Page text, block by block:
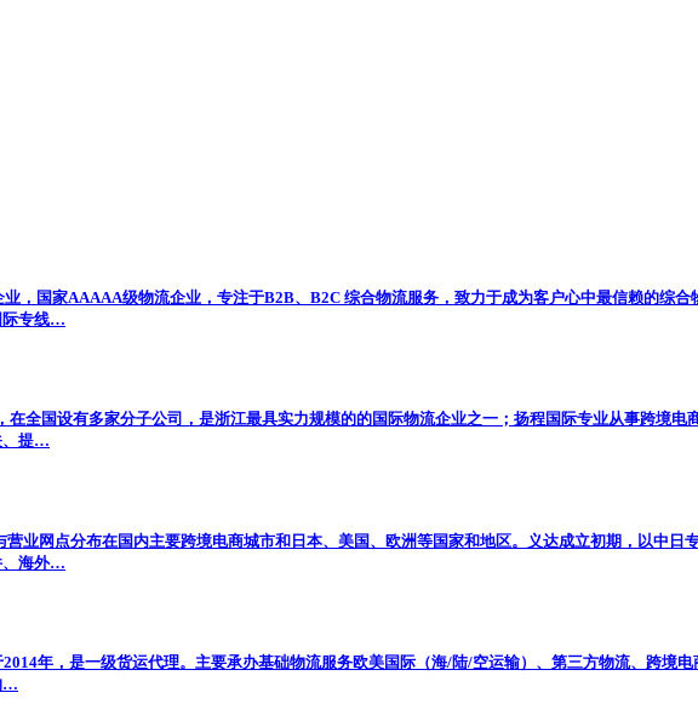
，国家AAAAA级物流企业，专注于B2B、B2C 综合物流服务，致力于成为客户心中最信赖的综
际专线…
全国设有多家分子公司，是浙江最具实力规模的的国际物流企业之一；扬程国际专业从事跨境
、提…
业网点分布在国内主要跨境电商城市和日本、美国、欧洲等国家和地区。义达成立初期，以中
、海外…
年，是一级货运代理。主要承办基础物流服务欧美国际（海/陆/空运输）、第三方物流、跨境
…